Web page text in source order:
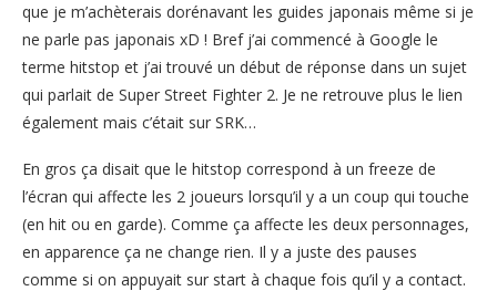
que je m’achèterais dorénavant les guides japonais même si je
ne parle pas japonais xD ! Bref j’ai commencé à Google le
terme hitstop et j’ai trouvé un début de réponse dans un sujet
qui parlait de Super Street Fighter 2. Je ne retrouve plus le lien
également mais c’était sur SRK…
En gros ça disait que le hitstop correspond à un freeze de
l’écran qui affecte les 2 joueurs lorsqu’il y a un coup qui touche
(en hit ou en garde). Comme ça affecte les deux personnages,
en apparence ça ne change rien. Il y a juste des pauses
comme si on appuyait sur start à chaque fois qu’il y a contact.